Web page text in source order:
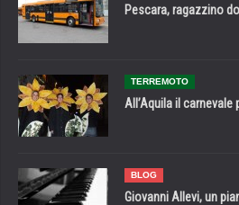
Pescara, ragazzino
TERREMOTO
All’Aquila il
BLOG
Giovanni Allevi, un